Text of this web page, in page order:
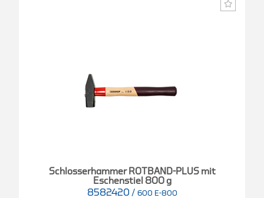
Schlosserhammer ROTBAND-PLUS mit
Eschenstiel 800 g
8582420 / 600 E-800